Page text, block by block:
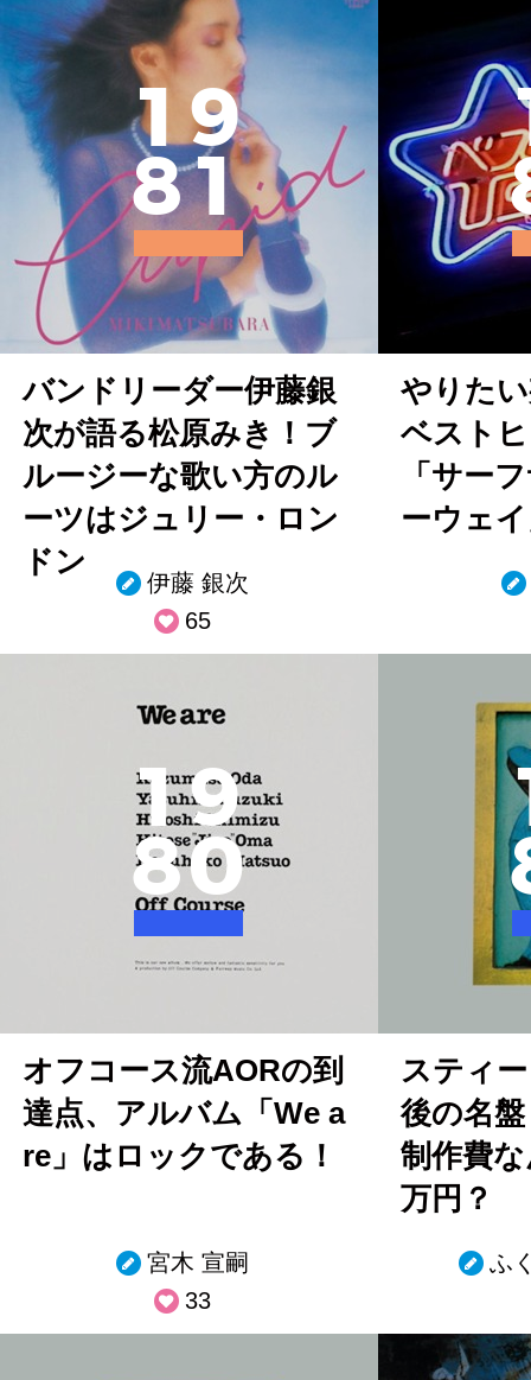
19
81
バンドリーダー伊藤銀
次が語る松原みき！ブ
ルージーな歌い方のル
ーツはジュリー・ロン
ドン
伊藤 銀次
65
やりた
ベスト
「サー
ーウェ
19
80
オフコース流AORの到
達点、アルバム「We a
re」はロックである！
宮木 宣嗣
33
スティ
後の名
制作費
万円？
ふ